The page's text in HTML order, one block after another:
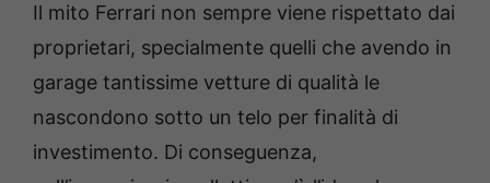
Il mito Ferrari non sempre viene rispettato dai
proprietari, specialmente quelli che avendo in
garage tantissime vetture di qualità le
nascondono sotto un telo per finalità di
investimento. Di conseguenza,